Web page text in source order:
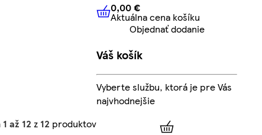
1 až 12 z 12 produktov
0,00 € Aktuálna cena košíku
0,00 €
Aktuálna cena košíku
Objednať dodanie
Váš košík
Vyberte službu, ktorá je pre Vás
najvhodnejšie